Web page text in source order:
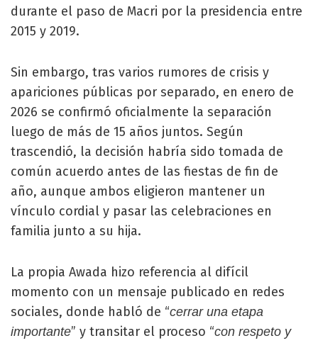
durante el paso de Macri por la presidencia entre
2015 y 2019.
Sin embargo, tras varios rumores de crisis y
apariciones públicas por separado, en enero de
2026 se confirmó oficialmente la separación
luego de más de 15 años juntos. Según
trascendió, la decisión habría sido tomada de
común acuerdo antes de las fiestas de fin de
año, aunque ambos eligieron mantener un
vínculo cordial y pasar las celebraciones en
familia junto a su hija.
La propia Awada hizo referencia al difícil
momento con un mensaje publicado en redes
sociales, donde habló de “cerrar una etapa
importante” y transitar el proceso “con respeto y